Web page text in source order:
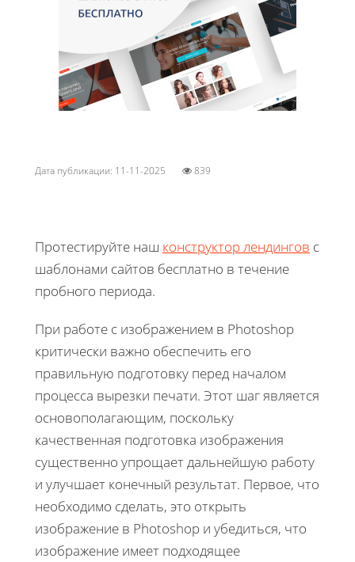
Дата публикации: 11-11-2025 839
Протестируйте наш конструктор лендингов с
шаблонами сайтов бесплатно в течение
пробного периода.
При работе с изображением в Photoshop
критически важно обеспечить его
правильную подготовку перед началом
процесса вырезки печати. Этот шаг является
основополагающим, поскольку
качественная подготовка изображения
существенно упрощает дальнейшую работу
и улучшает конечный результат. Первое, что
необходимо сделать, это открыть
изображение в Photoshop и убедиться, что
изображение имеет подходящее